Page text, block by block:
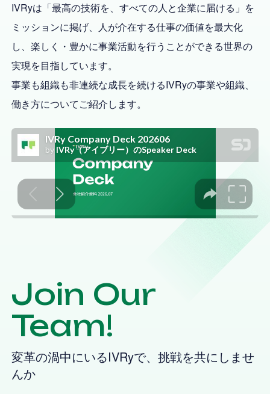
IVRyは「最高の技術を、すべての人と企業に届ける」を
ミッションに掲げ、 人が介在する仕事の価値を最大化
し、楽しく・豊かに事業活動を行うことができる世界の
実現を目指しています。
事業も組織も非連続な成長を続けるIVRyの事業や組織、
働き方についてご紹介します。
Join Our
Team!
変革の渦中にいるIVRyで、挑戦を共にしませ
んか